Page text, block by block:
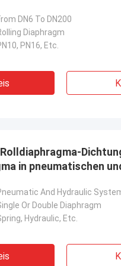
DN6 To DN200
Diaphragm
PN16, Etc.
in pneumatischen
And Hydraulic
Or Double Diaphragm
Hydraulic, Etc.